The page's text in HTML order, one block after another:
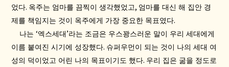
었다. 옥주는 엄마를 끔찍이 생각했었고 , 엄마를 대신 해 집안 경
제를 책임지는 것이 옥주에게 가장 중요한 목표였다.
나는‘엑스세대’라는 조금은 우스꽝스러운 말이 우리 세대에게
이름 붙여진 시기에 성장했다. 슈퍼우먼이 되는 것이 나의 세대 여
성의 덕이었고 어린 나의 목표이기도 했다. 우리 집은 굶을 정도로